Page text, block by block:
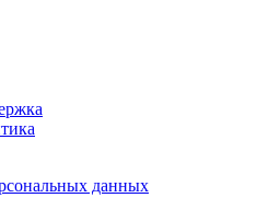
данных